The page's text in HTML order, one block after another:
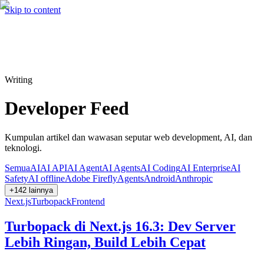
Skip to content
Cari⌘K Hire me
Writing
Developer Feed
Kumpulan artikel dan wawasan seputar web development, AI, dan
teknologi.
SemuaAIAI APIAI AgentAI AgentsAI CodingAI EnterpriseAI
SafetyAI offlineAdobe FireflyAgentsAndroidAnthropic
+142 lainnya
Next.jsTurbopackFrontend
Turbopack di Next.js 16.3: Dev Server
Lebih Ringan, Build Lebih Cepat